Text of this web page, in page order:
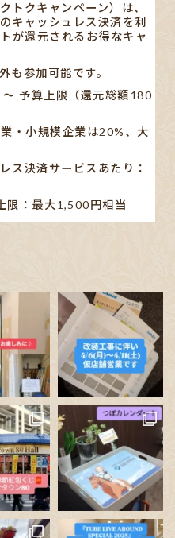
トクキャンペーン）は、
キャッシュレス決済を利
が還元されるお得なキャ
も参加可能です。
予算上限（還元総額180
・小規模企業は20%、大
ス決済サービスあたり：
限：最大1,500円相当
ている決済手段が異なり
事も見ましたが…、正直分